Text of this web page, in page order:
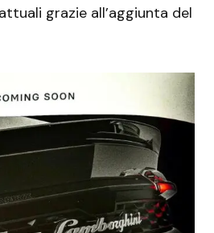
grazie all’aggiunta del